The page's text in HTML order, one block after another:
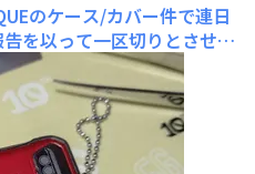
のケース/カバー件で連日
を以って一区切りとさせて
ム？▷以前のイベントで頂
保護することにしました。■
教えて！▷ミニチュアTOR
を切り出しまし